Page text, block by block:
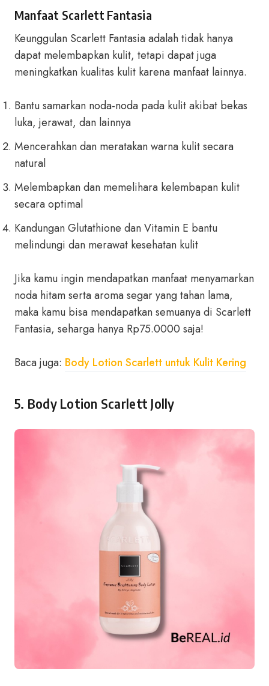
Manfaat Scarlett Fantasia
Keunggulan Scarlett Fantasia adalah tidak hanya
dapat melembapkan kulit, tetapi dapat juga
meningkatkan kualitas kulit karena manfaat lainnya.
Bantu samarkan noda-noda pada kulit akibat bekas
luka, jerawat, dan lainnya
Mencerahkan dan meratakan warna kulit secara
natural
Melembapkan dan memelihara kelembapan kulit
secara optimal
Kandungan Glutathione dan Vitamin E bantu
melindungi dan merawat kesehatan kulit
Jika kamu ingin mendapatkan manfaat menyamarkan
noda hitam serta aroma segar yang tahan lama,
maka kamu bisa mendapatkan semuanya di Scarlett
Fantasia, seharga hanya Rp75.0000 saja!
Baca juga: Body Lotion Scarlett untuk Kulit Kering
5. Body Lotion Scarlett Jolly